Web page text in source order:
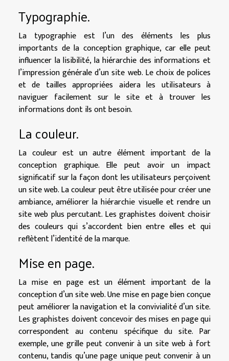
Typographie.
La typographie est l’un des éléments les plus
importants de la conception graphique, car elle peut
influencer la lisibilité, la hiérarchie des informations et
l’impression générale d’un site web. Le choix de polices
et de tailles appropriées aidera les utilisateurs à
naviguer facilement sur le site et à trouver les
informations dont ils ont besoin.
La couleur.
La couleur est un autre élément important de la
conception graphique. Elle peut avoir un impact
significatif sur la façon dont les utilisateurs perçoivent
un site web. La couleur peut être utilisée pour créer une
ambiance, améliorer la hiérarchie visuelle et rendre un
site web plus percutant. Les graphistes doivent choisir
des couleurs qui s’accordent bien entre elles et qui
reflètent l’identité de la marque.
Mise en page.
La mise en page est un élément important de la
conception d’un site web. Une mise en page bien conçue
peut améliorer la navigation et la convivialité d’un site.
Les graphistes doivent concevoir des mises en page qui
correspondent au contenu spécifique du site. Par
exemple, une grille peut convenir à un site web à fort
contenu, tandis qu’une page unique peut convenir à un